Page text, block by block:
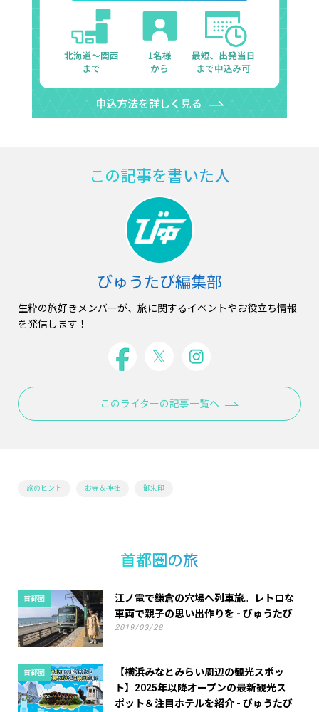
この記事を書いた人
びゅうたび編集部
生粋の旅好きメンバーが、旅に関するイベントやお役立ち情報
を発信します！
このライターの記事一覧へ
旅のヒント お寺＆神社 御朱印
首都圏の旅
首都圏
江ノ電で鎌倉の穴場へ列車旅。レトロな
車両で親子の思い出作りを - びゅうたび
2019/03/28
首都圏
【横浜みなとみらい周辺の観光スポッ
ト】2025年以降オープンの最新観光ス
ポット＆注目ホテルを紹介 - びゅうたび